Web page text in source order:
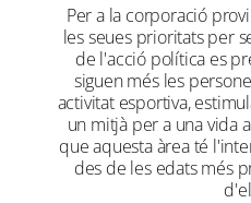
Per a la corporació
les seues prioritats per
de l'acció política es
siguen més les
activitat esportiva,
un mitjà per a una vida
que aquesta àrea té
des de les edats més